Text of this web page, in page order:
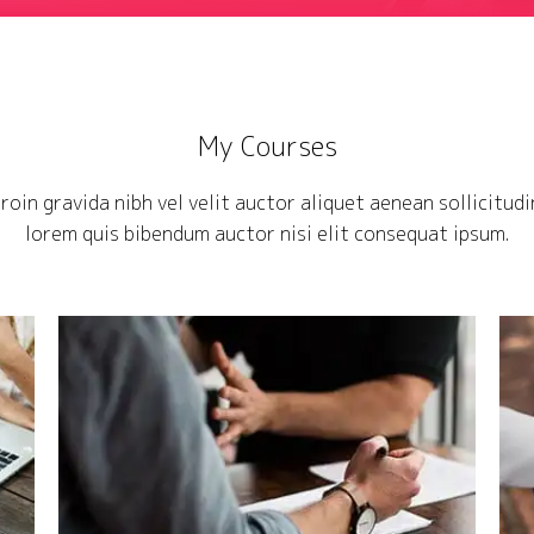
My Courses
gravida nibh vel velit auctor aliquet aenean
lorem quis bibendum auctor nisi elit consequat ipsum.